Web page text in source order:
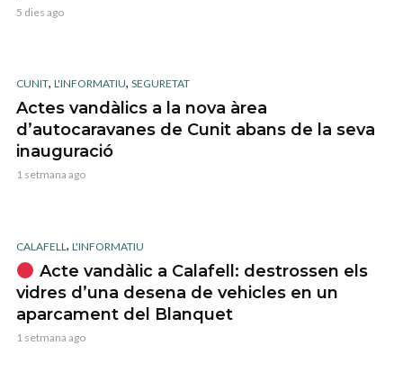
5 dies ago
CUNIT, L'INFORMATIU, SEGURETAT
Actes vandàlics a la nova àrea
d’autocaravanes de Cunit abans de la seva
inauguració
1 setmana ago
CALAFELL , L'INFORMATIU
Acte vandàlic a Calafell: destrossen els
vidres d’una desena de vehicles en un
aparcament del Blanquet
1 setmana ago